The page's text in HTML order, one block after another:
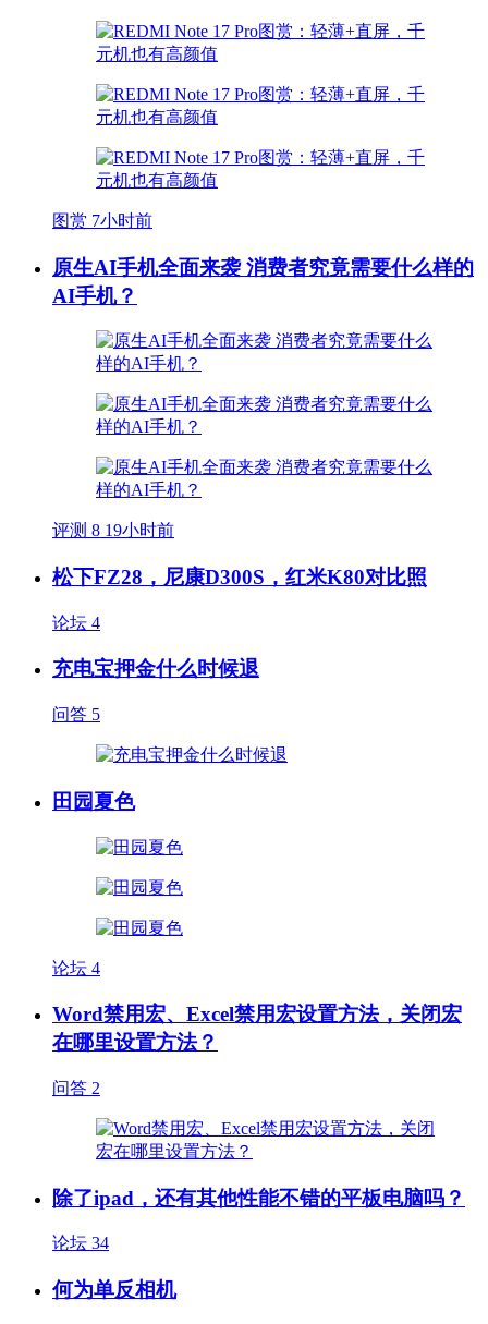
图赏 7小时前
原生AI手机全面来袭 消费者究竟需要什么样的
AI手机？
评测 8 19小时前
松下FZ28，尼康D300S，红米K80对比照
论坛 4
充电宝押金什么时候退
问答 5
田园夏色
论坛 4
Word禁用宏、Excel禁用宏设置方法，关闭宏
在哪里设置方法？
问答 2
除了ipad，还有其他性能不错的平板电脑吗？
论坛 34
何为单反相机